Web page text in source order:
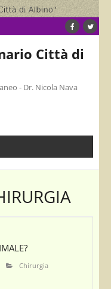
Città di
- Dr. Nicola Nava
Chirurgia